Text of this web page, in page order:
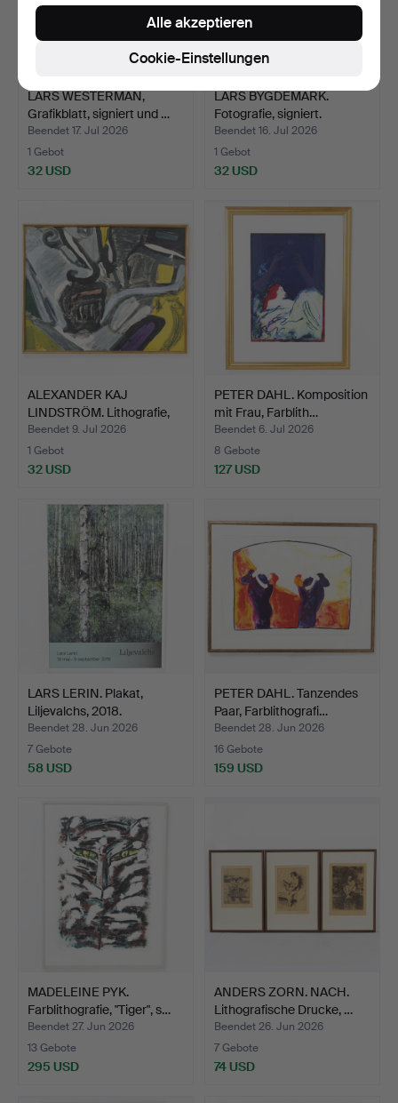
LARS WESTERMAN,
Grafikblatt, signiert und …
Beendet 17. Jul 2026
1 Gebot
32 USD
LARS BYGDEMARK.
Fotografie, signiert.
Beendet 16. Jul 2026
1 Gebot
32 USD
ALEXANDER KAJ
LINDSTRÖM. Lithografie,
Komp…
Beendet 9. Jul 2026
1 Gebot
32 USD
PETER DAHL. Komposition
mit Frau, Farblith…
Beendet 6. Jul 2026
8 Gebote
127 USD
LARS LERIN. Plakat,
Liljevalchs, 2018.
Beendet 28. Jun 2026
7 Gebote
58 USD
PETER DAHL. Tanzendes
Paar, Farblithografi…
Beendet 28. Jun 2026
16 Gebote
159 USD
MADELEINE PYK.
Farblithografie, "Tiger", s…
Beendet 27. Jun 2026
13 Gebote
295 USD
ANDERS ZORN. NACH.
Lithografische Drucke, …
Beendet 26. Jun 2026
7 Gebote
74 USD
Cookie-Einstellungen
Alle akzeptieren